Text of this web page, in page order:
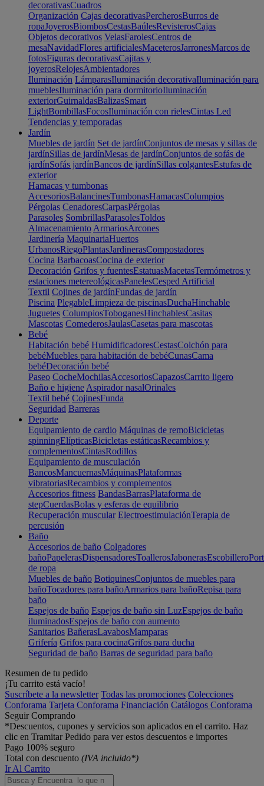
decorativasCuadros
Organización Cajas decorativasPercherosBurros de
ropaJoyerosBiombosCestasBaúlesRevisterosCajas
Objetos decorativos VelasFarolesCentros de
mesaNavidadFlores artificialesMaceterosJarronesMarcos de
fotosFiguras decorativasCajitas y
joyerosRelojesAmbientadores
Iluminación LámparasIluminación decorativaIluminación para
mueblesIluminación para dormitorioIluminación
exteriorGuirnaldasBalizasSmart
LightBombillasFocosIluminación con rielesCintas Led
Tendencias y temporadas
Jardín
Muebles de jardín Set de jardínConjuntos de mesas y sillas de
jardínSillas de jardínMesas de jardínConjuntos de sofás de
jardínSofás jardínBancos de jardínSillas colgantesEstufas de
exterior
Hamacas y tumbonas
AccesoriosBalancinesTumbonasHamacasColumpios
Pérgolas CenadoresCarpasPérgolas
Parasoles SombrillasParasolesToldos
Almacenamiento ArmariosArcones
Jardinería MaquinariaHuertos
UrbanosRiegoPlantasJardinerasCompostadores
Cocina BarbacoasCocina de exterior
Decoración Grifos y fuentesEstatuasMacetasTermómetros y
estaciones metereológicasPanelesCesped Artificial
Textil Cojines de jardínFundas de jardín
Piscina PlegableLimpieza de piscinasDuchaHinchable
Juguetes ColumpiosToboganesHinchablesCasitas
Mascotas ComederosJaulasCasetas para mascotas
Bebé
Habitación bebé HumidificadoresCestasColchón para
bebéMuebles para habitación de bebéCunasCama
bebéDecoración bebé
Paseo CocheMochilasAccesoriosCapazosCarrito ligero
Baño e higiene Aspirador nasalOrinales
Textil bebé CojinesFunda
Seguridad Barreras
Deporte
Equipamiento de cardio Máquinas de remoBicicletas
spinningElípticasBicicletas estáticasRecambios y
complementosCintasRodillos
Equipamiento de musculación
BancosMancuernasMáquinasPlataformas
vibratoriasRecambios y complementos
Accesorios fitness BandasBarrasPlataforma de
stepCuerdasBolas y esferas de equilibrio
Recuperación muscular ElectroestimulaciónTerapia de
percusión
Baño
Accesorios de baño Colgadores
bañoPapelerasDispensadoresToallerosJabonerasEscobillero
de ropa
Muebles de baño BotiquinesConjuntos de muebles para
bañoTocadores para bañoArmarios para bañoRepisa para
baño
Espejos de baño Espejos de baño sin LuzEspejos de baño
iluminadosEspejos de baño con aumento
Sanitarios BañerasLavabosMamparas
Grifería Grifos para cocinaGrifos para ducha
Seguridad de baño Barras de seguridad para baño
Resumen de tu pedido
¡Tu carrito está vacío!
Suscríbete a la newsletter Todas las promociones Colecciones
Conforama Tarjeta Conforama Financiación Catálogos Conforama
Seguir Comprando
*Descuentos, cupones y servicios son aplicados en el carrito. Haz
clic en Tramitar Pedido para ver estos descuentos e importes
Pago 100% seguro
Total con descuento (IVA incluido*)
Ir Al Carrito